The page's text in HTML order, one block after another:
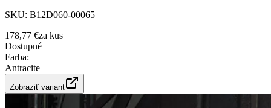
SKU: B12D060-00065
178,77 €za kus
Dostupné
Farba:
Antracite
Zobraziť variant